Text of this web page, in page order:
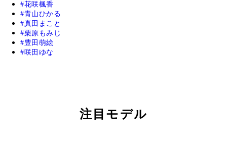
花咲楓香
青山ひかる
真田まこと
栗原もみじ
豊田萌絵
咲田ゆな
注目モデル